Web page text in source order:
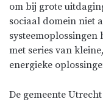
om bij grote
sociaal domein niet
systeemoplossingen
met series van
energieke
De gemeente